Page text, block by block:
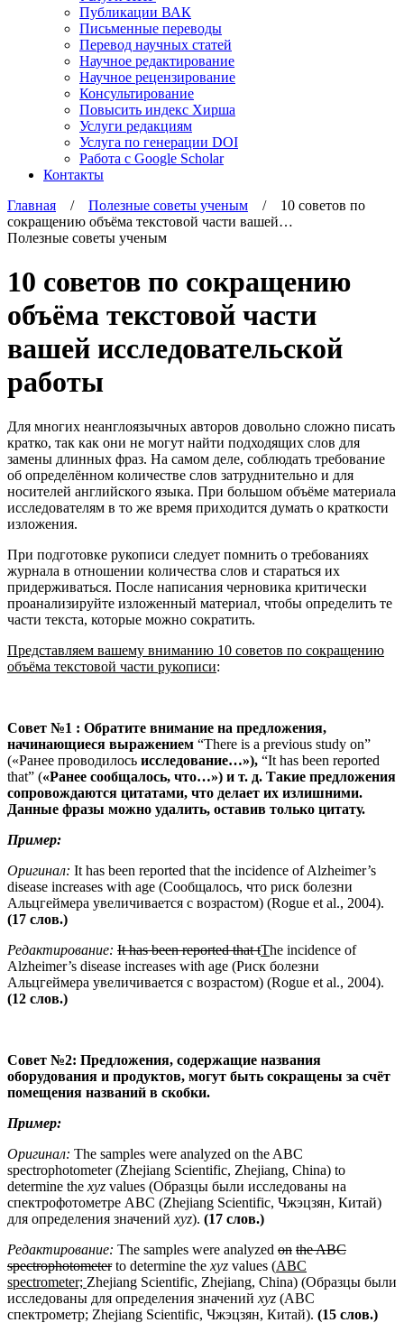
Публикации ВАК
Письменные переводы
Перевод научных статей
Научное редактирование
Научное рецензирование
Консультирование
Повысить индекс Хирша
Услуги редакциям
Услуга по генерации DOI
Работа с Google Scholar
Контакты
Главная / Полезные советы ученым / 10 советов по
сокращению объёма текстовой части вашей…
Полезные советы ученым
10 советов по сокращению
объёма текстовой части
вашей исследовательской
работы
Для многих неанглоязычных авторов довольно сложно писать
кратко, так как они не могут найти подходящих слов для
замены длинных фраз. На самом деле, соблюдать требование
об определённом количестве слов затруднительно и для
носителей английского языка. При большом объёме материала
исследователям в то же время приходится думать о краткости
изложения.
При подготовке рукописи следует помнить о требованиях
журнала в отношении количества слов и стараться их
придерживаться. После написания черновика критически
проанализируйте изложенный материал, чтобы определить те
части текста, которые можно сократить.
Представляем вашему вниманию 10 советов по сокращению
объёма текстовой части рукописи:
Совет №1 : Обратите внимание на предложения,
начинающиеся выражением “There is a previous study on”
(«Ранее проводилось исследование…»), “It has been reported
that” («Ранее сообщалось, что…») и т. д. Такие предложения
сопровождаются цитатами, что делает их излишними.
Данные фразы можно удалить, оставив только цитату.
Пример:
Оригинал: It has been reported that the incidence of Alzheimer’s
disease increases with age (Сообщалось, что риск болезни
Альцгеймера увеличивается с возрастом) (Rogue et al., 2004).
(17 слов.)
Редактирование: IthasbeenreportedthattThe incidence of
Alzheimer’s disease increases with age (Риск болезни
Альцгеймера увеличивается с возрастом) (Rogue et al., 2004).
(12 слов.)
Совет №2: Предложения, содержащие названия
оборудования и продуктов, могут быть сокращены за счёт
помещения названий в скобки.
Пример:
Оригинал: The samples were analyzed on the ABC
spectrophotometer (Zhejiang Scientific, Zhejiang, China) to
determine the xyz values (Образцы были исследованы на
спектрофотометре ABC (Zhejiang Scientific, Чжэцзян, Китай)
для определения значений xyz). (17 слов.)
Редактирование: The samples were analyzed on theABC
spectrophotometerto determine the xyz values (ABC
spectrometer; Zhejiang Scientific, Zhejiang, China) (Образцы были
исследованы для определения значений xyz (ABC
спектрометр; Zhejiang Scientific, Чжэцзян, Китай). (15 слов.)